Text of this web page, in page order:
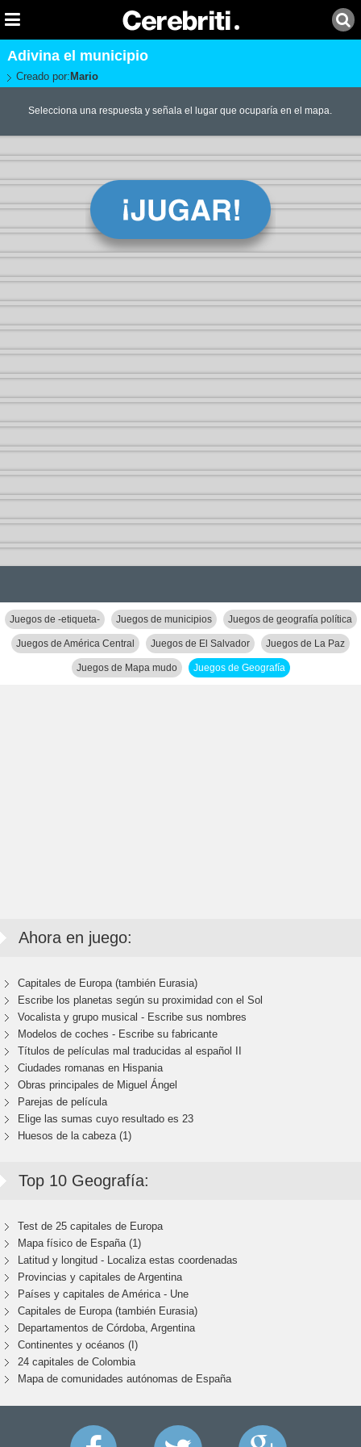
Adivina el municipio
Creado por: Mario
Selecciona una respuesta y señala el lugar que ocuparía en el mapa.
Juegos de -etiqueta- Juegos de municipios Juegos de geografía política
Juegos de América Central Juegos de El Salvador Juegos de La Paz
Juegos de Mapa mudo Juegos de Geografía
Ahora en juego:
Capitales de Europa (también Eurasia)
Escribe los planetas según su proximidad con el Sol
Vocalista y grupo musical - Escribe sus nombres
Modelos de coches - Escribe su fabricante
Títulos de películas mal traducidas al español II
Ciudades romanas en Hispania
Obras principales de Miguel Ángel
Parejas de película
Elige las sumas cuyo resultado es 23
Huesos de la cabeza (1)
Top 10 Geografía:
Test de 25 capitales de Europa
Mapa físico de España (1)
Latitud y longitud - Localiza estas coordenadas
Provincias y capitales de Argentina
Países y capitales de América - Une
Capitales de Europa (también Eurasia)
Departamentos de Córdoba, Argentina
Continentes y océanos (I)
24 capitales de Colombia
Mapa de comunidades autónomas de España